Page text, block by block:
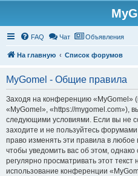
FAQ Чат Объявления
На главную Список форумов
MyGomel - Общие правила
Заходя на конференцию
«MyGomel», «https://mygomel.com»),
следующими условиями. Если вы не
заходите и не пользуйтесь
право изменять эти правила в
чтобы уведомить вас об этом,
регулярно просматривать этот
использование конференции